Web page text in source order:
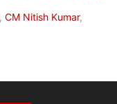
, CM Nitish Kumar,